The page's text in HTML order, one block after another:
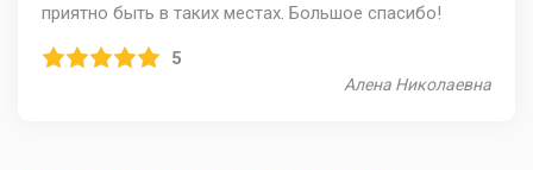
приятно быть в таких местах. Большое спасибо!
5
Алена Николаевна